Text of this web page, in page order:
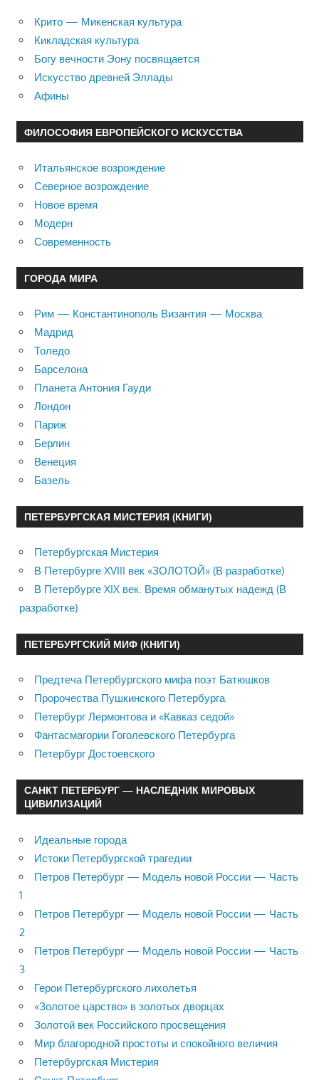
Крито — Микенская культура
Кикладская культура
Богу вечности Эону посвящается
Искусство древней Эллады
Афины
ФИЛОСОФИЯ ЕВРОПЕЙСКОГО ИСКУССТВА
Итальянское возрождение
Северное возрождение
Новое время
Модерн
Современность
ГОРОДА МИРА
Рим — Константинополь Византия — Москва
Мадрид
Толедо
Барселона
Планета Антония Гауди
Лондон
Париж
Берлин
Венеция
Базель
ПЕТЕРБУРГСКАЯ МИСТЕРИЯ (КНИГИ)
Петербургская Мистерия
В Петербурге XVIII век «ЗОЛОТОЙ» (В разработке)
В Петербурге XIX век. Время обманутых надежд (В
разработке)
ПЕТЕРБУРГСКИЙ МИФ (КНИГИ)
Предтеча Петербургского мифа поэт Батюшков
Пророчества Пушкинского Петербурга
Петербург Лермонтова и «Кавказ седой»
Фантасмагории Гоголевского Петербурга
Петербург Достоевского
САНКТ ПЕТЕРБУРГ — НАСЛЕДНИК МИРОВЫХ
ЦИВИЛИЗАЦИЙ
Идеальные города
Истоки Петербургской трагедии
Петров Петербург — Модель новой России — Часть
1
Петров Петербург — Модель новой России — Часть
2
Петров Петербург — Модель новой России — Часть
3
Герои Петербургского лихолетья
«Золотое царство» в золотых дворцах
Золотой век Российского просвещения
Мир благородной простоты и спокойного величия
Петербургская Мистерия